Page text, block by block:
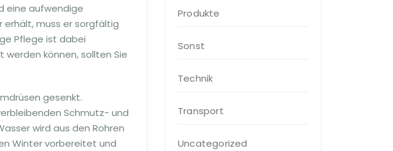
eine aufwendige
erhält, muss er sorgfältig
Pflege ist dabei
können, sollten Sie
gesenkt.
Schmutz- und
wird aus den Rohren
Winter vorbereitet und
Produkte
Sonst
Technik
Transport
Uncategorized